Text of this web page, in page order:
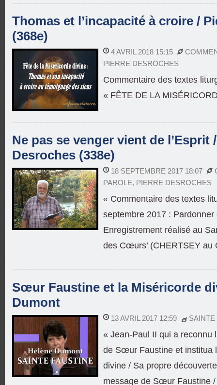
Thomas et l’incapacité à croire /
(368e)
4 AVRIL 2018 15:15
PIERRE DESROCHES
Commentaire des textes
« FÊTE DE LA
Ne pas se venger vient de l’Esprit
Desroches (338e)
18 SEPTEMBRE 2017 18:07
PAROLE, PIERRE DESROCHES
« Commentaire des textes
septembre 2017 :
Enregistrement réalisé au
des Cœurs’ (CHERTSEY au
Sœur Faustine et la Miséricorde
Dumont
13 AVRIL 2017 12:59 SAINTE
« Jean-Paul II qui a reconnu
de Sœur Faustine et institua
divine / Sa propre
message de Sœur Faustine